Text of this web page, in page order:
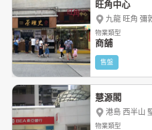
旺角中心
九龍 旺角 彌
物業類型
商舖
售盤
慧源閣
港島 西半山
物業類型